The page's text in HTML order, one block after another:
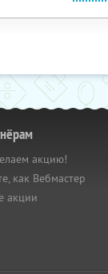
акцию!
как Вебмастер
акции